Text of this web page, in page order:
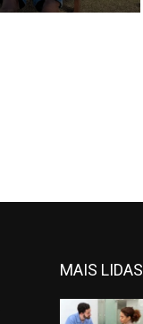
MAIS LIDAS